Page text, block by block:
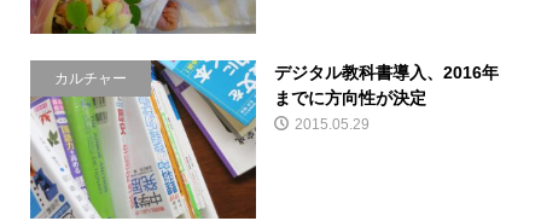
カルチャー
デジタル教科書導入、2016年
までに方向性が決定
2015.05.29